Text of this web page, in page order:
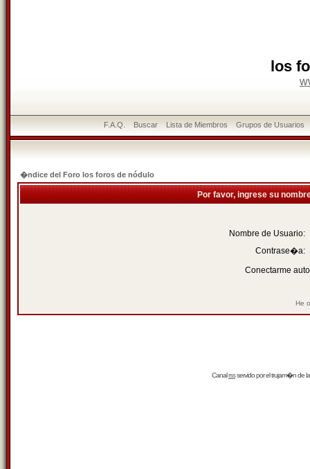
los
F.A.Q. Buscar Lista de Miembros Grupos de Usuarios
�ndice del Foro los foros de nódulo
Por favor, ingrese su
Nombre de Usuario:
Contrase�a:
Conectarme
He
Canalrssservido por eltrujam�nde